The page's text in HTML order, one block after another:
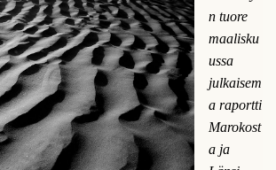
n tuore
maalisku
ussa
julkaisem
a raportti
Marokost
a ja